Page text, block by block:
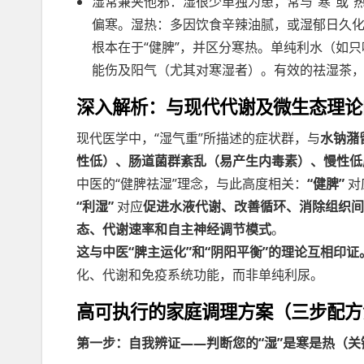
偏寒。湿热：多因饮食辛辣油腻，或湿郁日久
根本在于“健脾”，并区分寒热。单纯利水（如
能伤及阳气（尤其对寒湿者）。有效的祛湿茶
深入解析：与现代代谢及微生态理
现代医学中，“湿气重”所描述的症状群，与水钠潴
性低）、肠道菌群紊乱（易产生内毒素）、慢性
中医的“健脾祛湿”理念，与此高度相关： “健脾”
“利湿” 对应促进水液代谢、改善循环、消除组织
态、代谢速率和自主神经调节模式。
这与中医“脾主运化”和“阴阳平衡”的理论互相印证
化、代谢和免疫系统功能，而非单纯利尿。
高可执行的家庭调理方案（三步配
第一步：自我辨证——判断您的“湿”是寒是热（关